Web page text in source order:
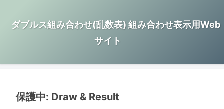
ダブルス組み合わせ(乱数表) 組み合わせ表示用Web
サイト
保護中: Draw & Result